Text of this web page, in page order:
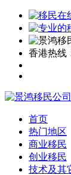
香港热线
首页
热门地区
商业移民
创业移民
技术及其